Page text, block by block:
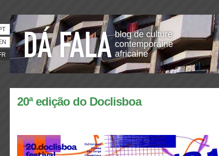
blog de culture
contemporaine
africaine
20ª edição do Doclisboa